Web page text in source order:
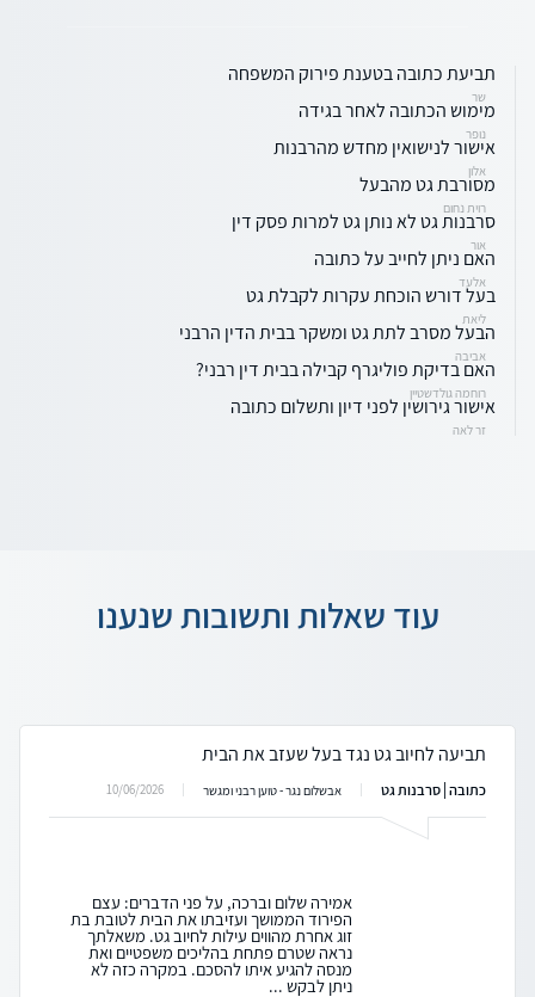
תביעת כתובה בטענת פירוק המשפחה
שר
מימוש הכתובה לאחר בגידה
נופר
אישור לנישואין מחדש מהרבנות
אלון
מסורבת גט מהבעל
רוית נחום
סרבנות גט לא נותן גט למרות פסק דין
אור
האם ניתן לחייב על כתובה
אלעד
בעל דורש הוכחת עקרות לקבלת גט
ליאת
הבעל מסרב לתת גט ומשקר בבית הדין הרבני
אביבה
האם בדיקת פוליגרף קבילה בבית דין רבני?
רוחמה גולדשטיין
אישור גירושין לפני דיון ותשלום כתובה
זר לאה
עוד שאלות ותשובות שנענו
תביעה לחיוב גט נגד בעל שעזב את הבית
כתובה | סרבנות גט אבשלום נגר - טוען רבני ומגשר 10/06/2026
אמירה שלום וברכה, על פני הדברים: עצם
הפירוד הממושך ועזיבתו את הבית לטובת בת
זוג אחרת מהווים עילות לחיוב גט. משאלתך
נראה שטרם פתחת בהליכים משפטיים ואת
מנסה להגיע איתו להסכם. במקרה כזה לא
ניתן לבקש ...